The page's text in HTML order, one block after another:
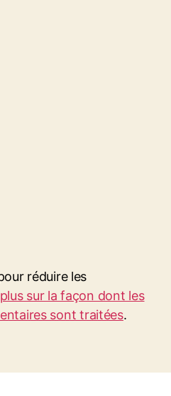
réduire les
sur la façon dont les
sont traitées.